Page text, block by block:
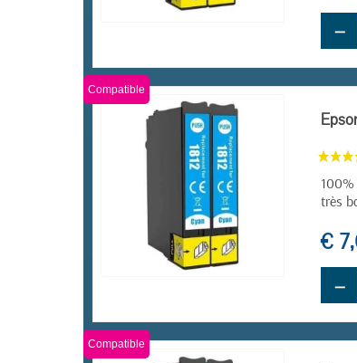
−
Compatible
très
€
−
Compatible